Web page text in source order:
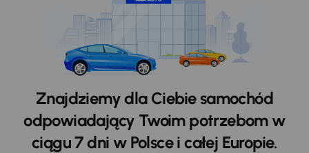
Znajdziemy dla Ciebie samochód
odpowiadający Twoim potrzebom w
ciągu 7 dni w Polsce i całej Europie.